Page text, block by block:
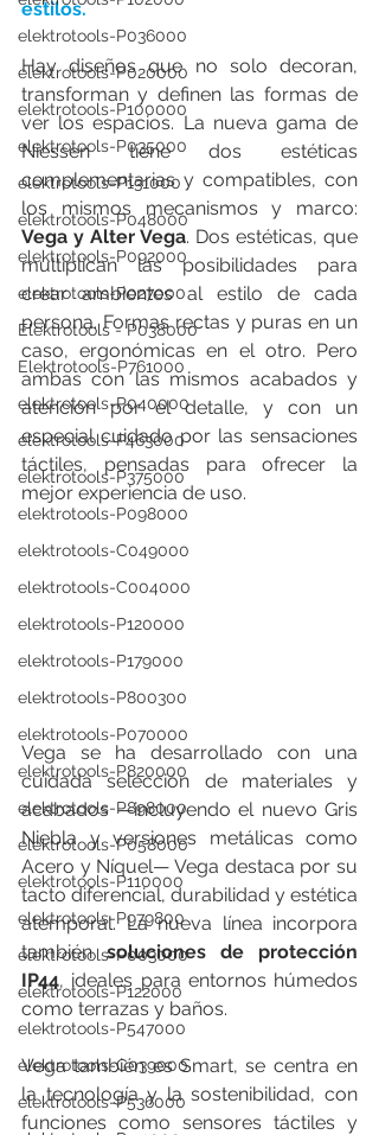
elektrotools-P036000
elektrotools-P020000
elektrotools-P100000
elektrotools-P035000
elektrotools-P131000
elektrotools-P048000
elektrotools-P092000
elektrotools-P027000
Elektrotools - P038000
Elektrotools-P761000
elektrotools-P040000
elektrotools-P463000
elektrotools-P375000
elektrotools-P098000
elektrotools-C049000
elektrotools-C004000
elektrotools-P120000
elektrotools-P179000
elektrotools-P800300
elektrotools-P070000
elektrotools-P820000
elektrotools-P898000
elektrotools-P058000
elektrotools-P110000
elektrotools-P979800
elektrotools-P003000
elektrotools-P122000
elektrotools-P547000
elektrotools-C039000
elektrotools-P536000
estilos.
Hay diseños que no solo decoran,
transforman y definen las formas de
ver los espacios. La nueva gama de
Niessen tiene dos estéticas
complementarias y compatibles, con
Vega y Alter Vega. Dos estéticas, que
multiplican las posibilidades para
crear ambientes al estilo de cada
persona. Formas rectas y puras en un
caso, ergonómicas en el otro. Pero
ambas con las mismos acabados y
atención por el detalle, y con un
especial cuidado por las sensaciones
táctiles, pensadas para ofrecer la
mejor experiencia de uso.
Vega se ha desarrollado con una
cuidada selección de materiales y
acabados —incluyendo el nuevo Gris
Niebla y versiones metálicas como
Acero y Níquel— Vega destaca por su
tacto diferencial, durabilidad y estética
atemporal. La nueva línea incorpora
también soluciones de protección
IP44, ideales para entornos húmedos
como terrazas y baños.
Vega también es Smart, se centra en
la tecnología y la sostenibilidad, con
funciones como sensores táctiles y